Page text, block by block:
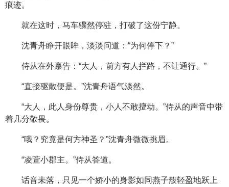
痕迹。
就在这时，马车骤然停驻，打破了这份宁静。
沈青舟睁开眼眸，淡淡问道：“为何停下？”
侍从在外禀告：“大人，前方有人拦路，不让通行。”
“直接驱散便是。”沈青舟语气淡然。
“大人，此人身份尊贵，小人不敢擅动。”侍从的声音中带
着几分敬畏。
“哦？究竟是何方神圣？”沈青舟微微挑眉。
“凌萱小郡主。”侍从答道。
话音未落，只见一个娇小的身影如同燕子般轻盈地跃上